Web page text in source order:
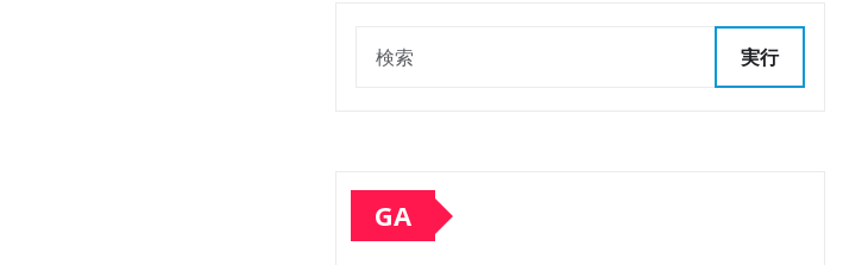
実行
GA